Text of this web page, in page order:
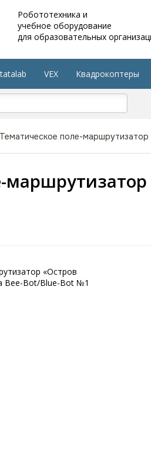
Робототехника и
учебное оборудование
для образовательных
VEX Квадрокоптеры
Тематическое поле-